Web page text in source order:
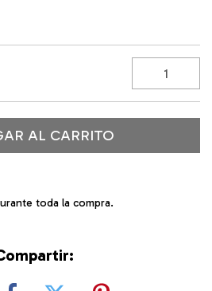
toda la compra.